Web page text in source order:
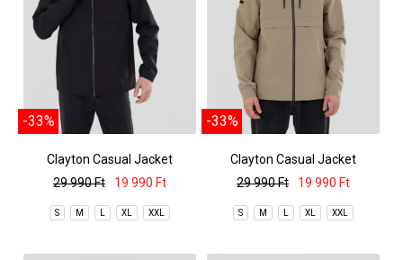
-33%
Clayton Casual Jacket
29 990 Ft
19 990 Ft
S M L XL XXL
-33%
Clayton Casual Jacket
29 990 Ft
19 990 Ft
S M L XL XXL